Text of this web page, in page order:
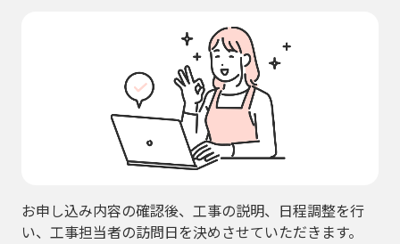
お申し込み内容の確認後、工事の説明、日程調整を行
い、工事担当者の訪問日を決めさせていただきます。